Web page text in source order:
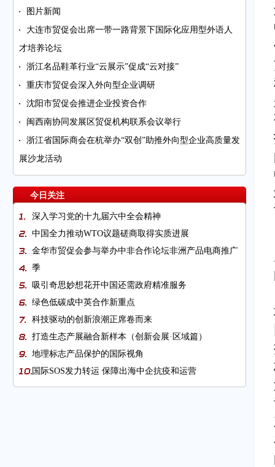
图片新闻
大连市贸促会出席一带一路背景下国际化应用型外语人
才培养论坛
浙江名品鞋革行业“云展示”促成“云对接”
重庆市贸促会深入外向型企业调研
沈阳市贸促会推进企业投资合作
闽西南协同发展区贸促机构联系会议举行
浙江省国际商会在杭举办“双创”助推外向型企业高质量发
展沙龙活动
今日关注
深入学习党的十九届六中全会精神
中国全力推动WTO议题磋商取得实质进展
金华市贸促会参与举办中非合作论坛非洲产品电商推广
季
吸引奇思妙想花开中国还需政府精准服务
绿色低碳成中英合作新重点
科技驱动的创新浪潮正席卷而来
打造生态产展融合新样本（创新会展·区域篇）
地理标志产品保护的国际视角
国际SOS发力转运 保障出海中企抗疫和运营
宁夏借中阿博览会拓内陆开放型经济